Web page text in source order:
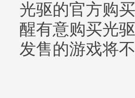
光驱的官方购
醒有意购买光
发售的游戏将